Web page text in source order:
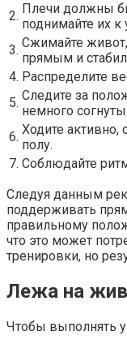
2. Плечи должны
поднимайте их
3. Сжимайте
прямым и
4. Распределите
5. Следите за
немного согнуты.
6. Ходите
полу.
7. Соблюдайте
Следуя данным
поддерживать
правильному
что это может
тренировки, но
Лежа на
Чтобы выполнять